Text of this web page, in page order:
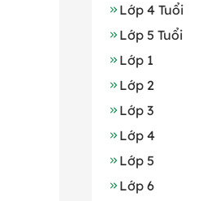
Lớp 4 Tuổi
Lớp 5 Tuổi
Lớp 1
Lớp 2
Lớp 3
Lớp 4
Lớp 5
Lớp 6